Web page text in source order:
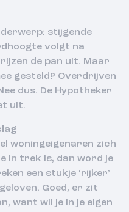
stijgende
volgt na
de pan uit. Maar
gesteld? Overdrijven
dus. De Hypotheker
uit.
woningeigenaren zich
in trek is, dan word je
een stukje ‘rijker’
Goed, er zit
want wil je in je eigen